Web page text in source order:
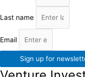
Last name
Email
Sign up for